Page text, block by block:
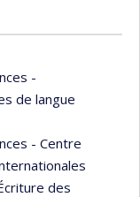
-
de langue
- Centre
des